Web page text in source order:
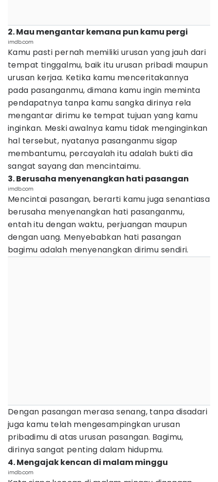
2. Mau mengantar kemana pun kamu pergi
imdb.com
Kamu pasti pernah memiliki urusan yang jauh dari
tempat tinggalmu, baik itu urusan pribadi maupun
urusan kerjaa. Ketika kamu menceritakannya
pada pasanganmu, dimana kamu ingin meminta
pendapatnya tanpa kamu sangka dirinya rela
mengantar dirimu ke tempat tujuan yang kamu
inginkan. Meski awalnya kamu tidak menginginkan
hal tersebut, nyatanya pasanganmu sigap
membantumu, percayalah itu adalah bukti dia
sangat sayang dan mencintaimu.
3. Berusaha menyenangkan hati pasangan
imdb.com
Mencintai pasangan, berarti kamu juga senantiasa
berusaha menyenangkan hati pasanganmu,
entah itu dengan waktu, perjuangan maupun
dengan uang. Menyebabkan hati pasangan
bagimu adalah menyenangkan dirimu sendiri.
Dengan pasangan merasa senang, tanpa disadari
juga kamu telah mengesampingkan urusan
pribadimu di atas urusan pasangan. Bagimu,
dirinya sangat penting dalam hidupmu.
4. Mengajak kencan di malam minggu
imdb.com